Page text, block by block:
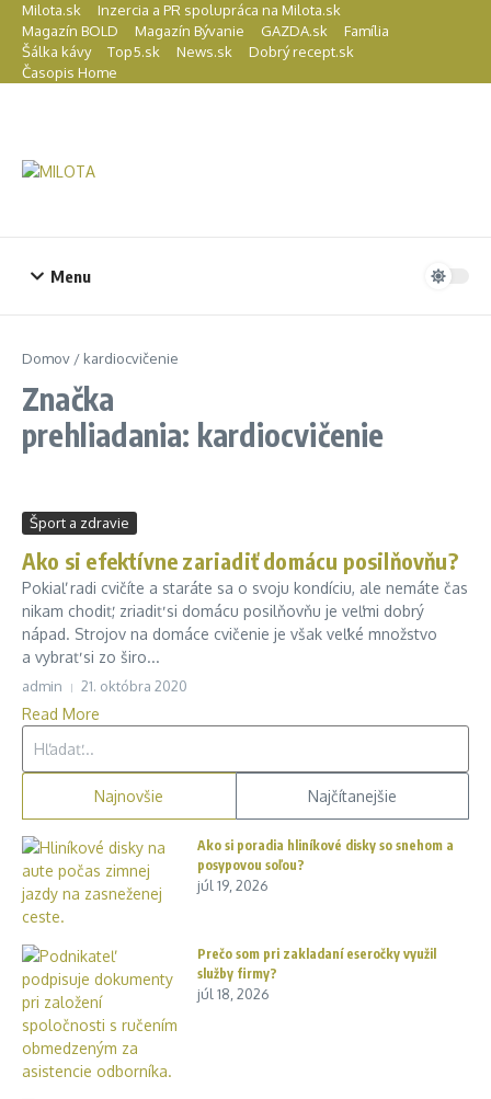
Preskočiť na obsah
Milota.sk
Inzercia a PR spolupráca na Milota.sk
Magazín BOLD
Magazín Bývanie GAZDA.sk
Família
Šálka kávy
Top5.sk News.sk
Dobrý recept.sk
Časopis Home
Menu
Domov / kardiocvičenie
Značka
prehliadania: kardiocvičenie
Šport a zdravie
Ako si efektívne zariadiť domácu posilňovňu?
Pokiaľ radi cvičíte a staráte sa o svoju kondíciu, ale nemáte čas
nikam chodiť, zriadiť si domácu posilňovňu je veľmi dobrý
nápad. Strojov na domáce cvičenie je však veľké množstvo
a vybrať si zo širo...
admin 21. októbra 2020
Read More
Najnovšie Najčítanejšie
Ako si poradia hliníkové disky so snehom a
posypovou soľou?
júl 19, 2026
Prečo som pri zakladaní eseročky využil
služby firmy?
júl 18, 2026